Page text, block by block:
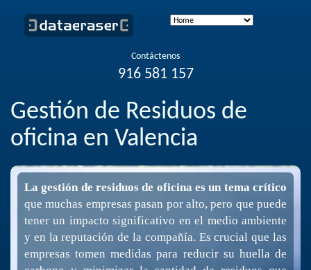
Contáctenos
916 581 157
Gestión de Residuos de
oficina en Valencia
La gestión de residuos de oficina es un tema crítico
que muchas empresas pasan por alto, pero que puede
tener un impacto significativo en el medio ambiente
y en la reputación de la compañía. Es crucial que las
empresas tomen medidas para reducir su huella de